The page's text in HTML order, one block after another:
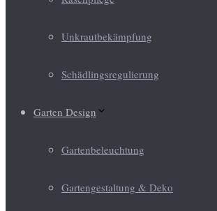
Unkrautbekämpfung
Schädlingsregulierung
Garten Design
Gartenbeleuchtung
Gartengestaltung & Deko